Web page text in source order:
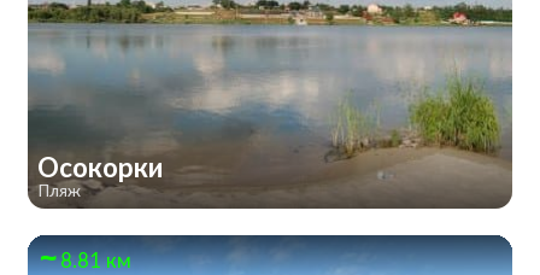
Осокорки
Пляж
8.81 км